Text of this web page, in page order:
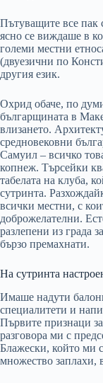
Пътуващите все пак
ясно се виждаше в
големи местни
(двуезични по
другия език.
Охрид обаче, по
българщината в
влизането.
средновековни
Самуил – всичко
копнеж. Търсейки
табелата на клуба,
сутринта.
всички местни, с
доброжелателни.
разлепени из града
бързо премахнати.
На сутринта
Имаше надути
специалитети и
Първите признаци
разговора ми с
Блажески, който ми
множество заплахи,